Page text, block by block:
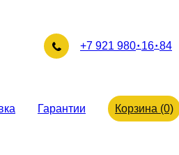
+7 921 980 16 84
Гарантии Корзина (0)